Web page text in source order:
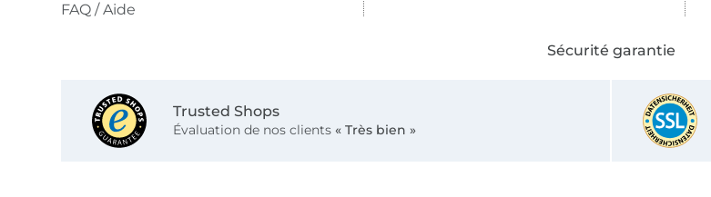
FAQ / Aide
Sécurité garantie
Trusted Shops
Évaluation de nos clients « Très bien »